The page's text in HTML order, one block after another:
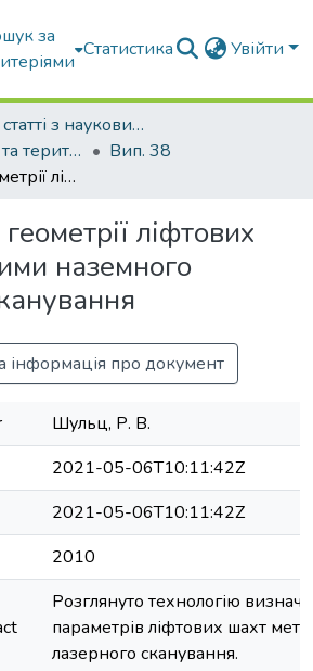
за
Статистика Увійти
Вибрані статті з наукових збірників КНУБА
Містобудування та територіальне планування
Вип. 38
Визначення геометрії ліфтових шахт за даними наземного лазерного сканування
ліфтових
наземного
інформація про документ
Шульц, Р. В.
2021-05-06T10:11:42Z
2021-05-06T10:11:42Z
2010
Розглянуто технологію
параметрів ліфтових шахт
лазерного сканування.